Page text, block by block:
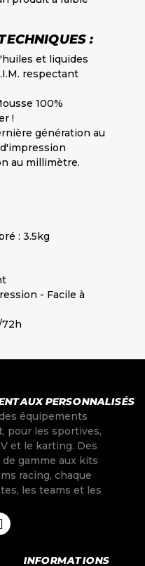
:
et liquides
respectant
100%
!
génération au
au millimètre.
: 3.5kg
- Facile à
PERSONNALISÉS
équipements
pour les sportives,
et le karting. Des
gamme aux kits
racing, chaque
les teams et les
INFORMATIONS